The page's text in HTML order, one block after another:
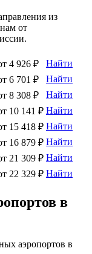
из
от
4 926 ₽
Найти
6 701 ₽
Найти
8 308 ₽
Найти
10 141 ₽ Найти
15 418 ₽ Найти
16 879 ₽ Найти
21 309 ₽ Найти
22 329 ₽ Найти
в
аэропортов в